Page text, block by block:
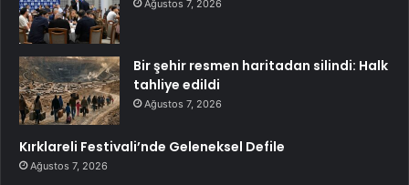
Ağustos 7, 2026
Bir şehir resmen haritadan silindi: Halk
tahliye edildi
Ağustos 7, 2026
Kırklareli Festivali’nde Geleneksel Defile
Ağustos 7, 2026